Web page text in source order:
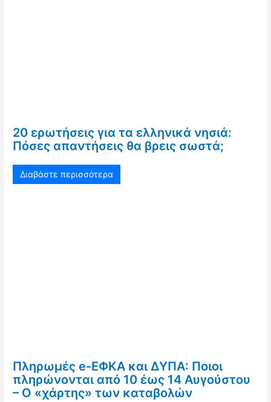
20 ερωτήσεις για τα ελληνικά νησιά:
Πόσες απαντήσεις θα βρεις σωστά;
Διαβάστε περισσότερα
Πληρωμές e-ΕΦΚΑ και ΔΥΠΑ: Ποιοι
πληρώνονται από 10 έως 14 Αυγούστου
– Ο «χάρτης» των καταβολών